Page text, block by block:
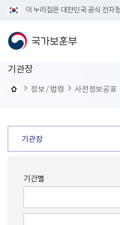
이 누리집은 대한민국 공식 전자
기관장
정보 / 법령 사전정보공표
기관장
기간별